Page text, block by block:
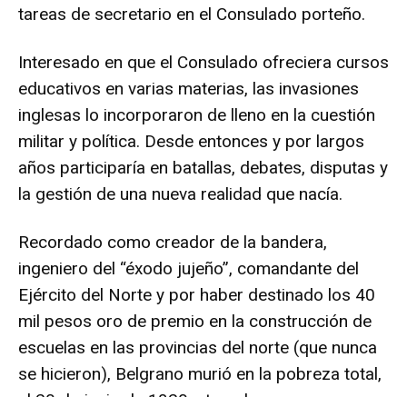
tareas de secretario en el Consulado porteño.
Interesado en que el Consulado ofreciera cursos
educativos en varias materias, las invasiones
inglesas lo incorporaron de lleno en la cuestión
militar y política. Desde entonces y por largos
años participaría en batallas, debates, disputas y
la gestión de una nueva realidad que nacía.
Recordado como creador de la bandera,
ingeniero del “éxodo jujeño”, comandante del
Ejército del Norte y por haber destinado los 40
mil pesos oro de premio en la construcción de
escuelas en las provincias del norte (que nunca
se hicieron), Belgrano murió en la pobreza total,